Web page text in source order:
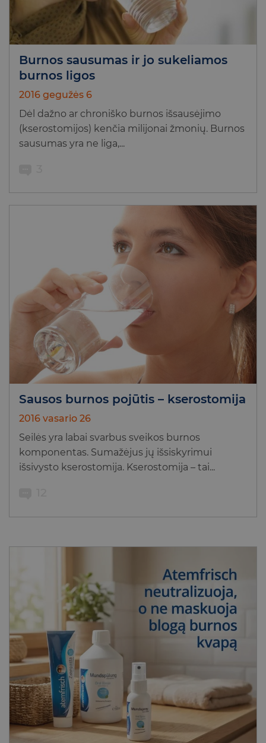
Burnos sausumas ir jo sukeliamos
burnos ligos
2016 gegužės 6
Dėl dažno ar chroniško burnos išsausėjimo
(kserostomijos) kenčia milijonai žmonių. Burnos
sausumas yra ne liga,...
Sausos burnos pojūtis – kserostomija
2016 vasario 26
Seilės yra labai svarbus sveikos burnos
komponentas. Sumažėjus jų išsiskyrimui
išsivysto kserostomija. Kserostomija – tai...